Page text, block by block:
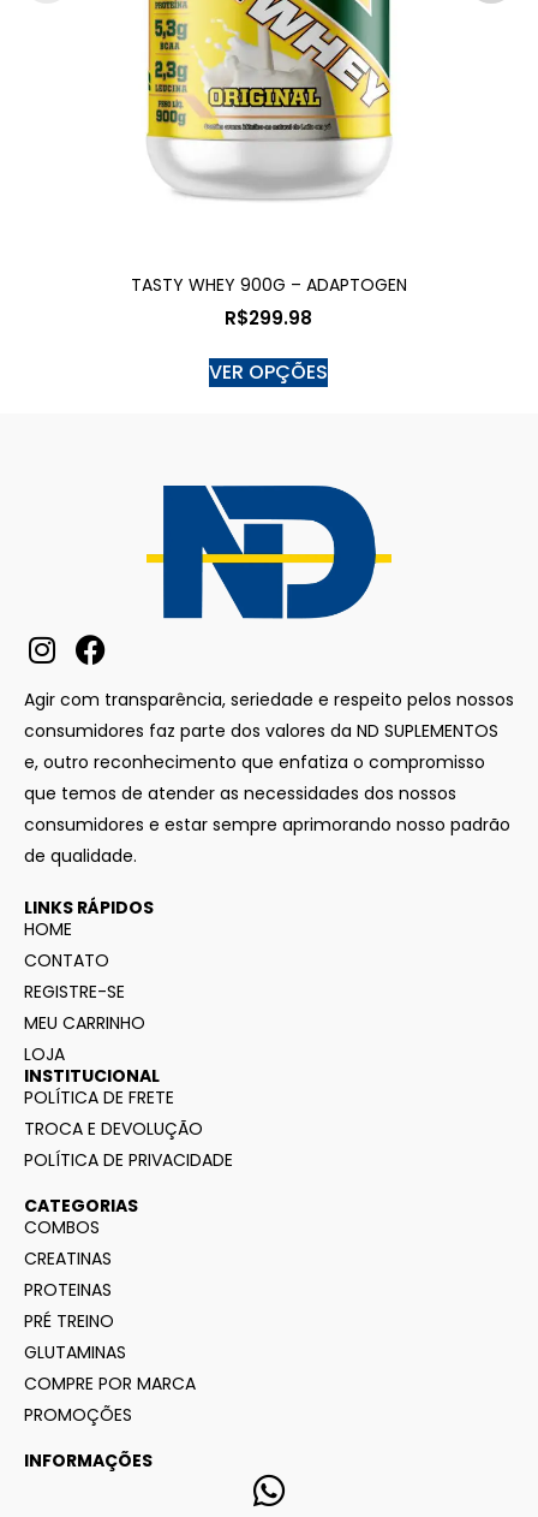
TASTY WHEY 900G – ADAPTOGEN
R$299.98
VER OPÇÕES
Agir com transparência, seriedade e respeito pelos nossos
consumidores faz parte dos valores da ND SUPLEMENTOS
e, outro reconhecimento que enfatiza o compromisso
que temos de atender as necessidades dos nossos
consumidores e estar sempre aprimorando nosso padrão
de qualidade.
LINKS RÁPIDOS
HOME
CONTATO
REGISTRE-SE
MEU CARRINHO
LOJA
INSTITUCIONAL
POLÍTICA DE FRETE
TROCA E DEVOLUÇÃO
POLÍTICA DE PRIVACIDADE
CATEGORIAS
COMBOS
CREATINAS
PROTEINAS
PRÉ TREINO
GLUTAMINAS
COMPRE POR MARCA
PROMOÇÕES
INFORMAÇÕES